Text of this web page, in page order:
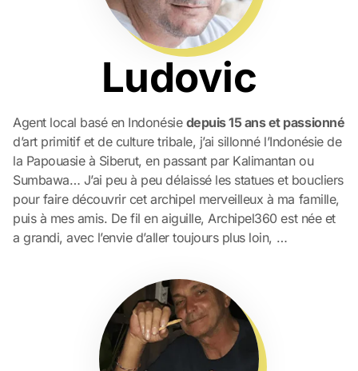
Ludovic
Agent local basé en Indonésie depuis 15 ans et passionné
d’art primitif et de culture tribale, j’ai sillonné l’Indonésie de
la Papouasie à Siberut, en passant par Kalimantan ou
Sumbawa… J’ai peu à peu délaissé les statues et boucliers
pour faire découvrir cet archipel merveilleux à ma famille,
puis à mes amis. De fil en aiguille, Archipel360 est née et
a grandi, avec l’envie d’aller toujours plus loin, …